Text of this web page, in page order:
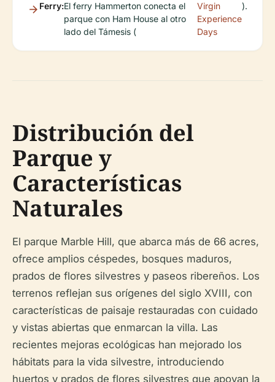
Ferry:El ferry Hammerton conecta el
parque con Ham House al otro
lado del Támesis (
Virgin
Experience
Days
).
Distribución del
Parque y
Características
Naturales
El parque Marble Hill, que abarca más de 66 acres,
ofrece amplios céspedes, bosques maduros,
prados de flores silvestres y paseos ribereños. Los
terrenos reflejan sus orígenes del siglo XVIII, con
características de paisaje restauradas con cuidado
y vistas abiertas que enmarcan la villa. Las
recientes mejoras ecológicas han mejorado los
hábitats para la vida silvestre, introduciendo
huertos y prados de flores silvestres que apoyan la